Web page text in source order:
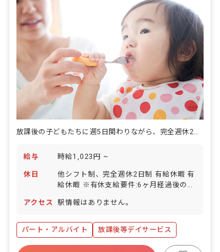
給与 時給1,023円 ~
休日
他シフト制、完全週休2日制 有給休暇 有
給休暇 ※有休支給要件:6ヶ月経過後の年
アクセス
駅情報はありません。
パート・アルバイト 放課後等デイサービス